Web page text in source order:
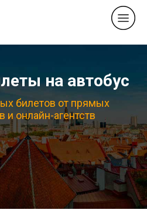
на автобус
билетов от прямых
и онлайн-агентств